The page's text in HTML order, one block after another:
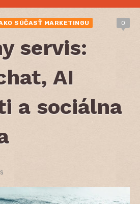
SÚČASŤ MARKETINGU 0
servis:
AI
a sociálna